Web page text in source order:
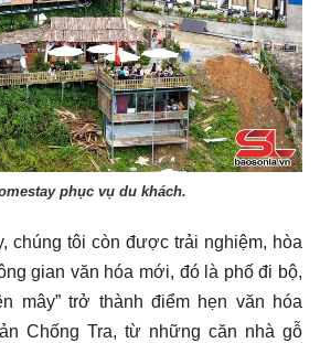
phục vụ du khách.
chúng tôi còn được trải nghiệm, hòa
gian văn hóa mới, đó là phố đi bộ,
mây” trở thành điểm hẹn văn hóa
Chống Tra, từ những căn nhà gỗ